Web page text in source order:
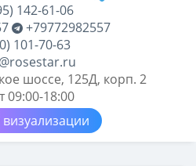
142-61-06
+79772982557
101-70-63
шоссе, 125Д, корп. 2
18:00
визуализации